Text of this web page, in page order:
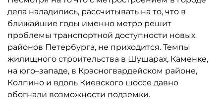
дела наладились, рассчитывать на то, что в
ближайшие годы именно метро решит
проблемы транспортной доступности новых
районов Петербурга, не приходится. Темпы
жилищного строительства в Шушарах, Каменке,
на юго–западе, в Красногвардейском районе,
Колпино и вдоль Киевского шоссе давно
обогнали возможности подземки.